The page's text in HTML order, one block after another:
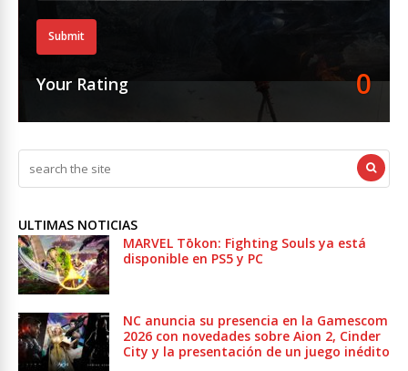
Submit
Your Rating 0
ULTIMAS NOTICIAS
MARVEL Tōkon: Fighting Souls ya está
disponible en PS5 y PC
NC anuncia su presencia en la Gamescom
2026 con novedades sobre Aion 2, Cinder
City y la presentación de un juego inédito